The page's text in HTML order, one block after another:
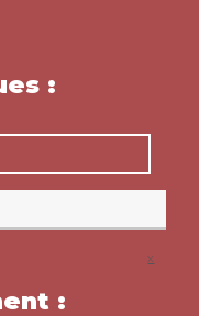
:
x
: